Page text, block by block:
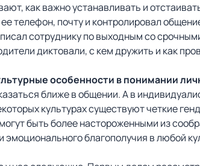
как важно устанавливать и
телефон, почту и контролировал
сотруднику по выходным со
диктовали, с кем дружить и как
особенности в понимании
ближе в общении. А в
культурах существуют четкие
быть более настороженными из
эмоционального благополучия в любой